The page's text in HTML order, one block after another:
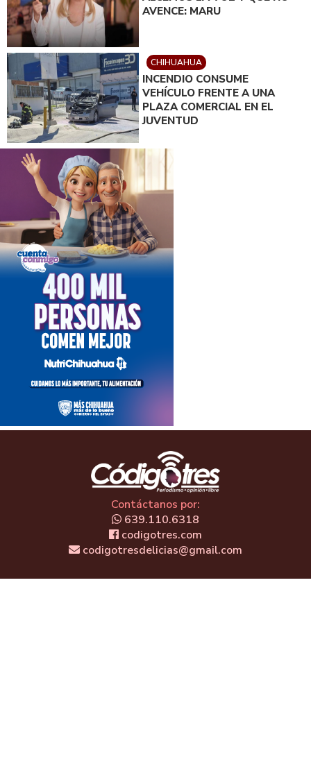
AVENCE: MARU
CHIHUAHUA
INCENDIO CONSUME
VEHÍCULO FRENTE A UNA
PLAZA COMERCIAL EN EL
JUVENTUD
Contáctanos por:
639.110.6318
codigotres.com
codigotresdelicias@gmail.com